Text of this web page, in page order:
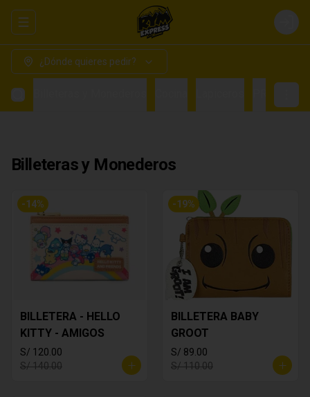
Abrir menu de navegación Login
¿Dónde quieres pedir?
Billeteras y Monederos
-14%
BILLETERA - HELLO
KITTY - AMIGOS
S/ 120.00
S/ 140.00
-19%
BILLETERA BABY
GROOT
S/ 89.00
S/ 110.00